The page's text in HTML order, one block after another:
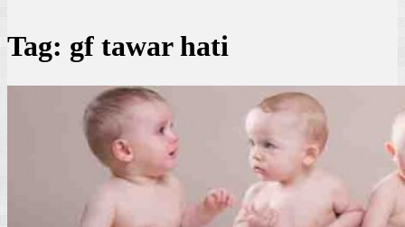
Tag: gf tawar hati